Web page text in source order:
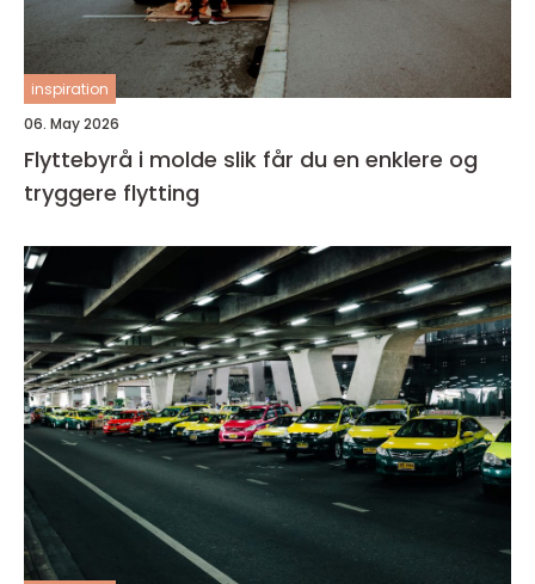
inspiration
06. May 2026
Flyttebyrå i molde slik får du en enklere og
tryggere flytting